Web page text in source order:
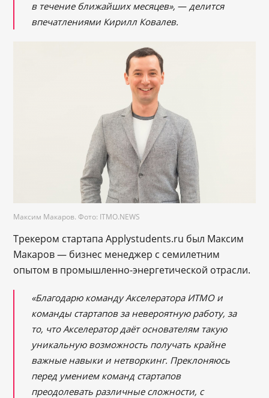
в течение ближайших месяцев»,— делится
впечатлениями Кирилл Ковалев.
Максим Макаров. Фото: ITMO.NEWS
Трекером стартапа Applystudents.ru был Максим
Макаров — бизнес менеджер с семилетним
опытом в промышленно-энергетической отрасли.
«Благодарю команду Акселератора ИТМО и
команды стартапов за невероятную работу, за
то, что Акселератор даёт основателям такую
уникальную возможность получать крайне
важные навыки и нетворкинг. Преклоняюсь
перед умением команд стартапов
преодолевать различные сложности, с